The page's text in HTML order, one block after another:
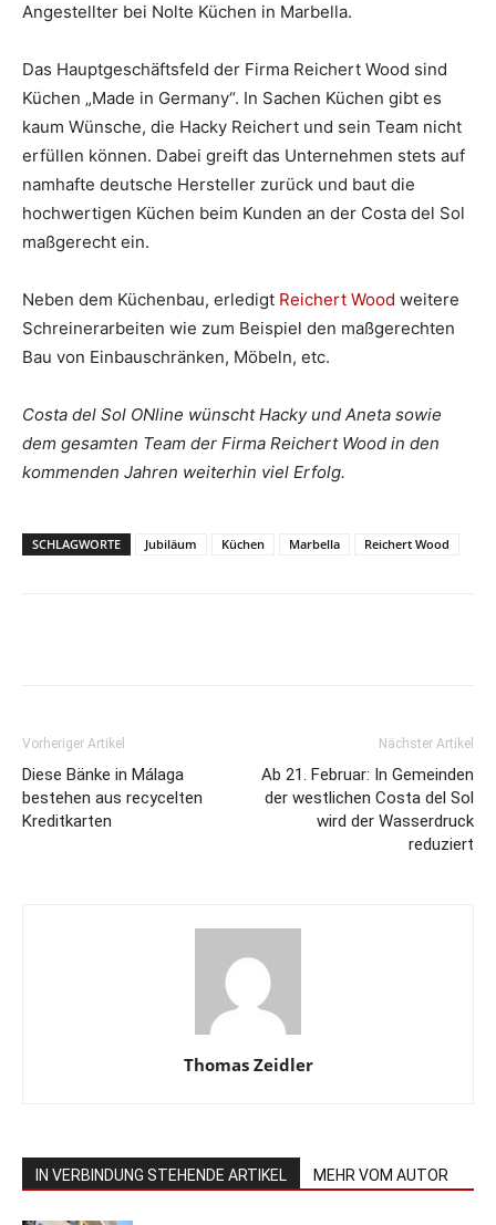
Angestellter bei Nolte Küchen in Marbella.
Das Hauptgeschäftsfeld der Firma Reichert Wood sind
Küchen „Made in Germany“. In Sachen Küchen gibt es
kaum Wünsche, die Hacky Reichert und sein Team nicht
erfüllen können. Dabei greift das Unternehmen stets auf
namhafte deutsche Hersteller zurück und baut die
hochwertigen Küchen beim Kunden an der Costa del Sol
maßgerecht ein.
Neben dem Küchenbau, erledigt Reichert Wood weitere
Schreinerarbeiten wie zum Beispiel den maßgerechten
Bau von Einbauschränken, Möbeln, etc.
Costa del Sol ONline wünscht Hacky und Aneta sowie
dem gesamten Team der Firma Reichert Wood in den
kommenden Jahren weiterhin viel Erfolg.
SCHLAGWORTE Jubiläum Küchen Marbella Reichert Wood
Vorheriger Artikel
Diese Bänke in Málaga
bestehen aus recycelten
Kreditkarten
Nächster Artikel
Ab 21. Februar: In Gemeinden
der westlichen Costa del Sol
wird der Wasserdruck
reduziert
Thomas Zeidler
IN VERBINDUNG STEHENDE ARTIKEL MEHR VOM AUTOR